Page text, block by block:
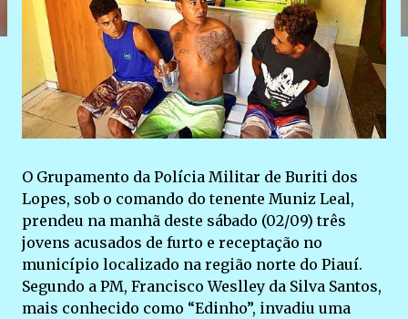
O Grupamento da Polícia Militar de Buriti dos
Lopes, sob o comando do tenente Muniz Leal,
prendeu na manhã deste sábado (02/09) três
jovens acusados de furto e receptação no
município localizado na região norte do Piauí.
Segundo a PM, Francisco Weslley da Silva Santos,
mais conhecido como “Edinho”, invadiu uma